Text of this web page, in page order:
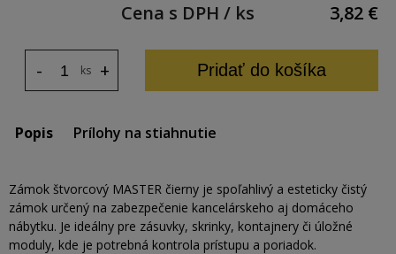
Cena s DPH / ks 3,82 €
ks +
- Pridať do košíka
Popis Prílohy na stiahnutie
Zámok štvorcový MASTER čierny je spoľahlivý a esteticky čistý
zámok určený na zabezpečenie kancelárskeho aj domáceho
nábytku. Je ideálny pre zásuvky, skrinky, kontajnery či úložné
moduly, kde je potrebná kontrola prístupu a poriadok.